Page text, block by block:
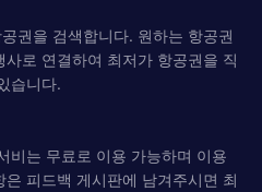
권을 검색합니다. 원하는 항공권
로 연결하여 최저가 항공권을 직
습니다.
비는 무료로 이용 가능하며 이용
피드백 게시판에 남겨주시면 최